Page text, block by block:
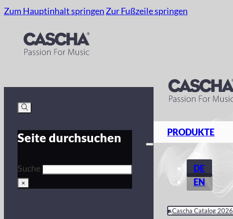
Zum Hauptinhalt springen Zur Fußzeile springen
Seite durchsuchen
Suche
×
PRODUKTE
DE
EN
Cascha Catalog 2026